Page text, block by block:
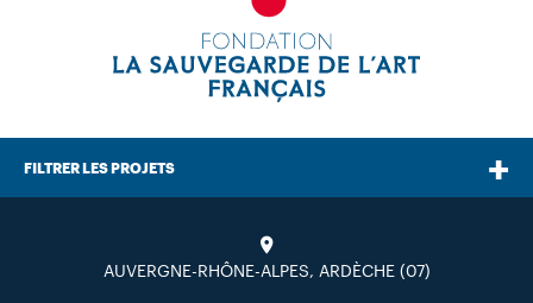
FILTRER LES PROJETS
AUVERGNE-RHÔNE-ALPES, ARDÈCHE (07)